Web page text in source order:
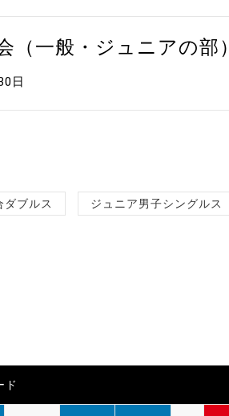
一般・ジュニアの部）
日
ダブルス ジュニア男子シングルス
ド